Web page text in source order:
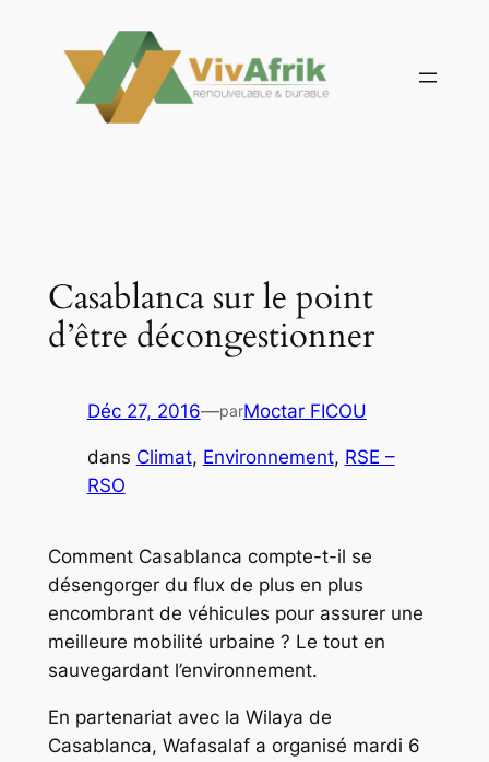
contenu
Casablanca sur le point
d’être décongestionner
Déc 27, 2016—parMoctar FICOU
dans Climat, Environnement, RSE –
RSO
Comment Casablanca compte-t-il se
désengorger du flux de plus en plus
encombrant de véhicules pour assurer une
meilleure mobilité urbaine ? Le tout en
sauvegardant l’environnement.
En partenariat avec la Wilaya de
Casablanca, Wafasalaf a organisé mardi 6